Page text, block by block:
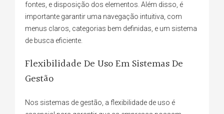
fontes, e disposição dos elementos. Além disso, é
importante garantir uma navegação intuitiva, com
menus claros, categorias bem definidas, e um sistema
de busca eficiente.
Flexibilidade De Uso Em Sistemas De
Gestão
Nos sistemas de gestão, a flexibilidade de uso é